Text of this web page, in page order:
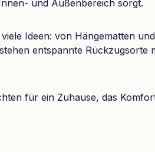
und Außenbereich sorgt.
Ideen: von Hängematten
entspannte Rückzugsorte
für ein Zuhause, das